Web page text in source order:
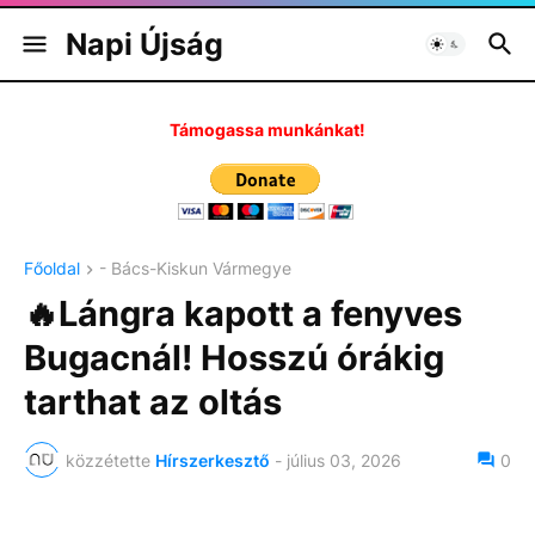
Napi Újság
Támogassa munkánkat!
Főoldal - Bács-Kiskun Vármegye
🔥Lángra kapott a fenyves
Bugacnál! Hosszú órákig
tarthat az oltás
közzétette Hírszerkesztő - július 03, 2026 0